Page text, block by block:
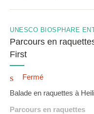
UNESCO BIOSPHÄRE
Parcours en
First
Fermé
Balade en raquettes à
Parcours en raquettes